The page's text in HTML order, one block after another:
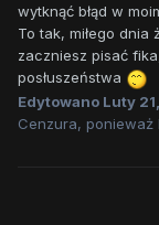
wytknąć błąd w
To tak, miłego
zaczniesz pisać
posłuszeństwa
Edytowano Luty
Cenzura, ponieważ